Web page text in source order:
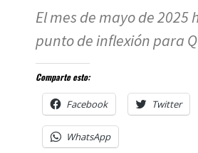
El mes de mayo de 2025
punto de inflexión para
Comparte esto:
Facebook Twitter
WhatsApp